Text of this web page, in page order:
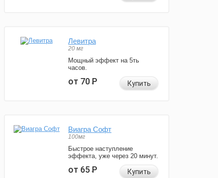
Левитра
20 мг
Мощный эффект на 5ть
часов.
от 70Р Купить
Виагра Софт
100мг
Быстрое наступление
эффекта, уже через 20 минут.
от 65Р Купить